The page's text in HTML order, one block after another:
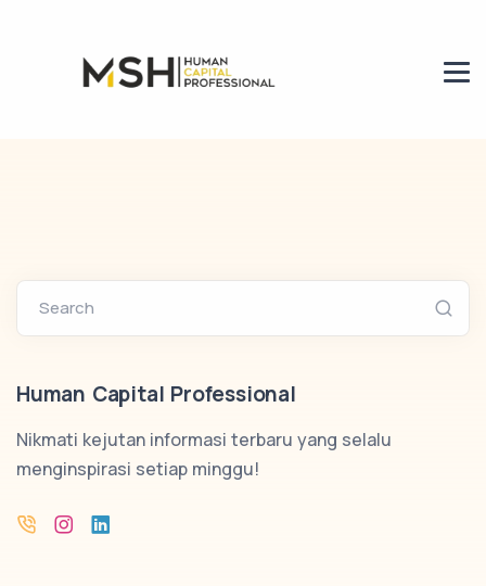
Search
Human Capital Professional
Nikmati kejutan informasi terbaru yang selalu
menginspirasi setiap minggu!